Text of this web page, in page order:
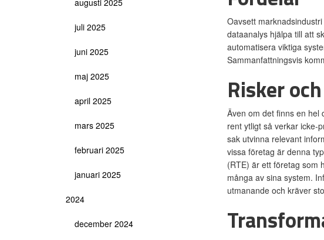
augusti 2025
juli 2025
juni 2025
maj 2025
april 2025
mars 2025
februari 2025
januari 2025
2024
december 2024
Oavsett
dataanalys hjälpa till att
automatisera viktiga
Sammanfattningsvis
Risker
Även om det finns en hel
rent ytligt så verkar icke-
sak utvinna relevant
vissa företag är denna
(RTE) är ett företag som
många av sina system.
utmanande och kräver